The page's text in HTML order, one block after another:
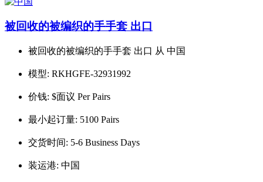
被回收的被编织的手手套 出口
被回收的被编织的手手套 出口 从 中国
模型: RKHGFE-32931992
价钱: $面议 Per Pairs
最小起订量: 5100 Pairs
交货时间: 5-6 Business Days
装运港: 中国